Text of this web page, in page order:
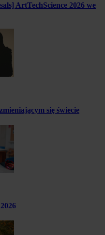
ArtTechScience 2026 we
się świecie